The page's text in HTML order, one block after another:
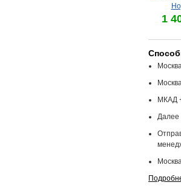
1
МКАД
Далее